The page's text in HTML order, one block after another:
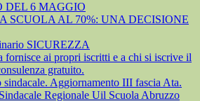
DEL 6 MAGGIO
SCUOLA AL 70%: UNA DECISIONE
SICUREZZA
fornisce ai propri iscritti e a chi si iscrive il
gratuito.
sindacale. Aggiornamento III fascia Ata.
Regionale Uil Scuola Abruzzo